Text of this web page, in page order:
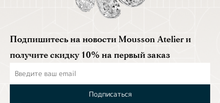
Подпишитесь на новости Mousson Atelier и
получите скидку 10% на первый заказ
Подписаться